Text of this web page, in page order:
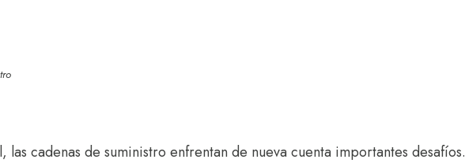
las cadenas de suministro enfrentan de nueva cuenta importantes desafíos.